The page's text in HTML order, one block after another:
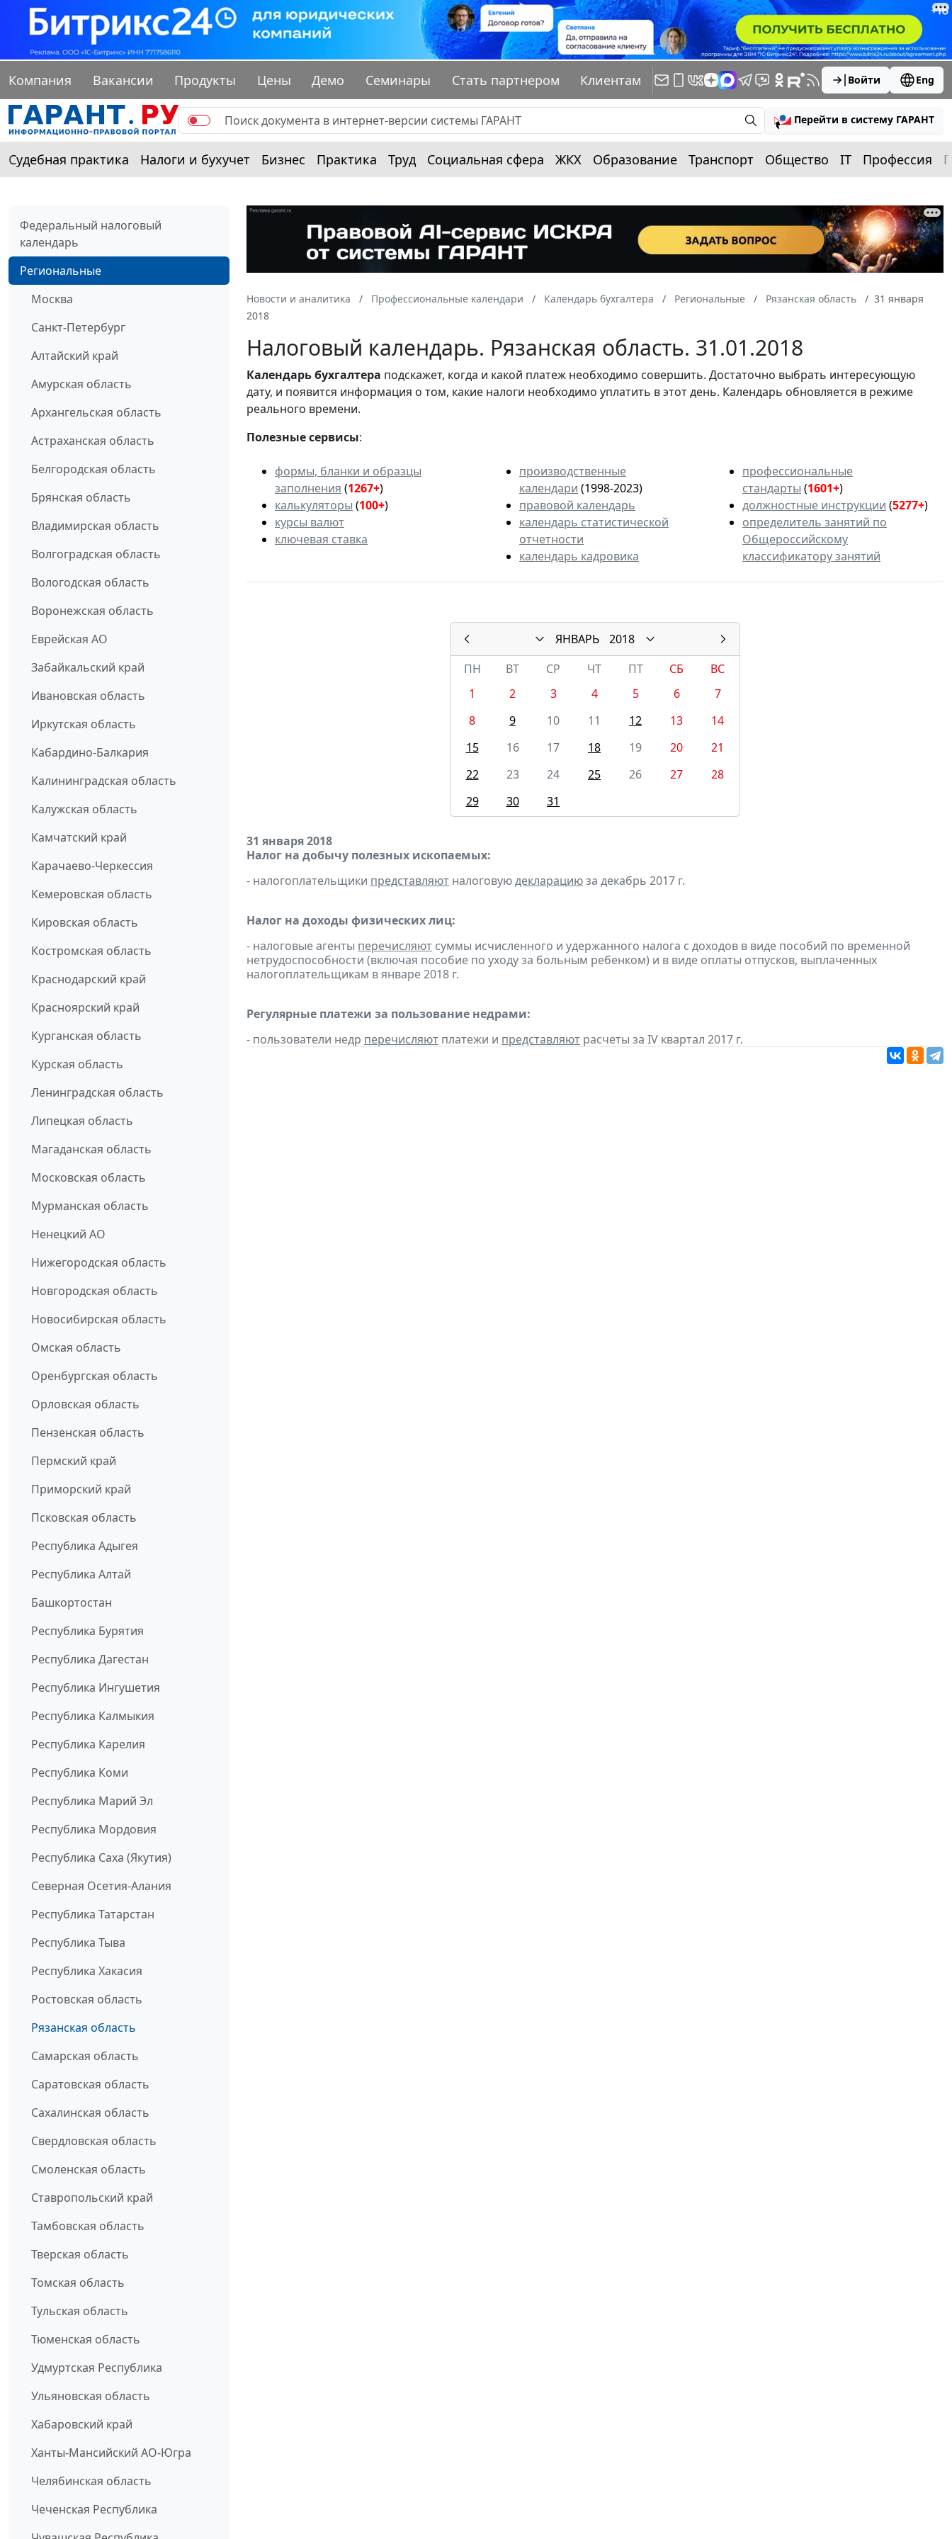
Компания Вакансии Продукты Цены Демо Семинары Стать партнером Клиентам Войти Eng
Перейти в систему ГАРАНТ
Судебная практика Налоги и бухучет Бизнес Практика Труд Социальная сфера ЖКХ Образование Транспорт Общество IT Профессия
Федеральный налоговый
календарь
Региональные
Москва
Санкт-Петербург
Алтайский край
Амурская область
Архангельская область
Астраханская область
Белгородская область
Брянская область
Владимирская область
Волгоградская область
Вологодская область
Воронежская область
Еврейская АО
Забайкальский край
Ивановская область
Иркутская область
Кабардино-Балкария
Калининградская область
Калужская область
Камчатский край
Карачаево-Черкессия
Кемеровская область
Кировская область
Костромская область
Краснодарский край
Красноярский край
Курганская область
Курская область
Ленинградская область
Липецкая область
Магаданская область
Московская область
Мурманская область
Ненецкий АО
Нижегородская область
Новгородская область
Новосибирская область
Омская область
Оренбургская область
Орловская область
Пензенская область
Пермский край
Приморский край
Псковская область
Республика Адыгея
Республика Алтай
Башкортостан
Республика Бурятия
Республика Дагестан
Республика Ингушетия
Республика Калмыкия
Республика Карелия
Республика Коми
Республика Марий Эл
Республика Мордовия
Республика Саха (Якутия)
Северная Осетия-Алания
Республика Татарстан
Республика Тыва
Республика Хакасия
Ростовская область
Рязанская область
Самарская область
Саратовская область
Сахалинская область
Свердловская область
Смоленская область
Ставропольский край
Тамбовская область
Тверская область
Томская область
Тульская область
Тюменская область
Удмуртская Республика
Ульяновская область
Хабаровский край
Ханты-Мансийский АО-Югра
Челябинская область
Чеченская Республика
Новости и аналитика Профессиональные календари Календарь бухгалтера Региональные Рязанская область
31 января
2018
Налоговый календарь. Рязанская область. 31.01.2018
Календарьбухгалтера подскажет, когда и какой платеж необходимо совершить. Достаточно выбрать интересующую
дату, и появится информация о том, какие налоги необходимо уплатить в этот день. Календарь обновляется в режиме
реального времени.
Полезные сервисы:
формы, бланки и образцы
заполнения (1267+)
калькуляторы (100+)
курсы валют
ключевая ставка
производственные
календари (1998-2023)
правовой календарь
календарь статистической
отчетности
календарь кадровика
профессиональные
стандарты (1601+)
должностные инструкции (5277+)
определитель занятий по
Общероссийскому
классификатору занятий
ЯНВАРЬ
2018
ПН
ВТ СР ЧТ ПТ СБ
ВС
1
2 3 4 5 6
7
8
9 10 11 12 13
14
15
16 17 18 19 20
21
22
23 24 25 26 27
28
29
30 31
31 января 2018
Налог на добычу полезных ископаемых:
- налогоплательщики представляют налоговуюдекларациюза декабрь 2017 г.
Налог на доходы физических лиц:
- налоговые агенты перечисляют суммы исчисленного и удержанного налога с доходов в виде пособий по временной
нетрудоспособности (включая пособие по уходу за больным ребенком) и в виде оплаты отпусков, выплаченных
налогоплательщикам в январе 2018 г.
Регулярные платежи за пользование недрами:
- пользователи недр перечисляют платежи и представляют расчеты за IV квартал 2017 г.